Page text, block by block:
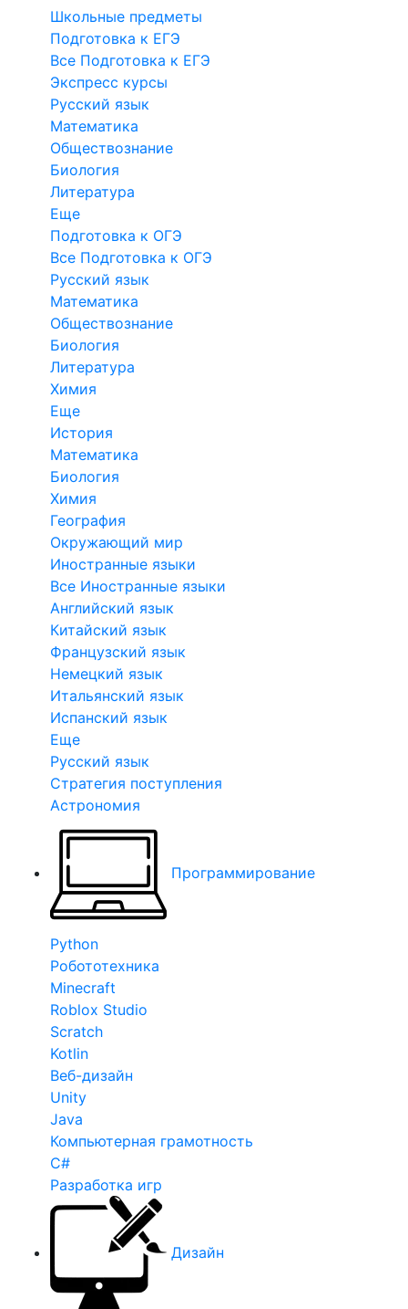
Школьные предметы
Подготовка к ЕГЭ
Все Подготовка к ЕГЭ
Экспресс курсы
Русский язык
Математика
Обществознание
Биология
Литература
Еще
Подготовка к ОГЭ
Все Подготовка к ОГЭ
Русский язык
Математика
Обществознание
Биология
Литература
Химия
Еще
История
Математика
Биология
Химия
География
Окружающий мир
Иностранные языки
Все Иностранные языки
Английский язык
Китайский язык
Французский язык
Немецкий язык
Итальянский язык
Испанский язык
Еще
Русский язык
Стратегия поступления
Астрономия
Программирование
Python
Робототехника
Minecraft
Roblox Studio
Scratch
Kotlin
Веб-дизайн
Unity
Java
Компьютерная грамотность
C#
Разработка игр
Дизайн